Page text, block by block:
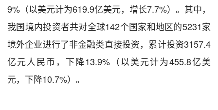
9% （以美元计为619.9亿美元， 增长7.7%）。其中，
我国境内投资者共对全球142个国家和地区的5231家
境外企业进行了非金融类直接投资，累计投资3157.4
亿元人民币，下降13.9% （以美元计为455.8亿美
元，下降10.7%） 。